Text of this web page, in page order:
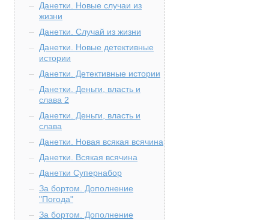
Данетки. Новые случаи из
жизни
Данетки. Случай из жизни
Данетки. Новые детективные
истории
Данетки. Детективные истории
Данетки. Деньги, власть и
слава 2
Данетки. Деньги, власть и
слава
Данетки. Новая всякая всячина
Данетки. Всякая всячина
Данетки Супернабор
За бортом. Дополнение
"Погода"
За бортом. Дополнение